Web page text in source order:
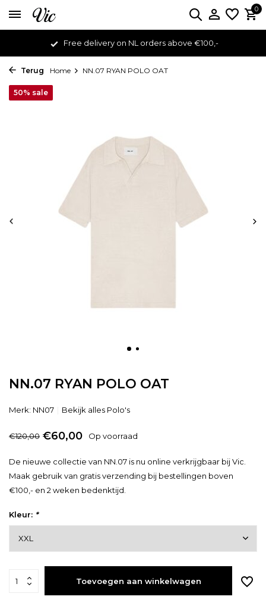
0
Free delivery on NL orders above €100,-
Terug Home NN.07 RYAN POLO OAT
NN.07 RYAN POLO OAT
50% sale
Merk: NN07 Bekijk alles Polo's
€120,00 €60,00 Op voorraad
De nieuwe collectie van NN.07 is nu online verkrijgbaar bij Vic.
Maak gebruik van gratis verzending bij bestellingen boven
€100,- en 2 weken bedenktijd.
Kleur: *
Toevoegen aan winkelwagen